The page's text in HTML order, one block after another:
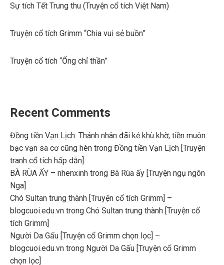
Sự tích Tết Trung thu (Truyện cổ tích Việt Nam)
Truyện cổ tích Grimm “Chia vui sẻ buồn”
Truyện cổ tích “Ống chỉ thần”
Recent Comments
Đồng tiền Vạn Lịch: Thánh nhân đãi kẻ khù khờ; tiền muôn
bạc vạn sa cơ cũng hèn trong Đồng tiền Vạn Lịch [Truyện
tranh cổ tích hấp dẫn]
BÀ RÙA ẤY – nhenxinh trong Bà Rùa ấy [Truyện ngụ ngôn
Nga]
Chó Sultan trung thành [Truyện cổ tích Grimm] –
blogcuoi.edu.vn trong Chó Sultan trung thành [Truyện cổ
tích Grimm]
Người Da Gấu [Truyện cổ Grimm chọn lọc] –
blogcuoi.edu.vn trong Người Da Gấu [Truyện cổ Grimm
chọn lọc]